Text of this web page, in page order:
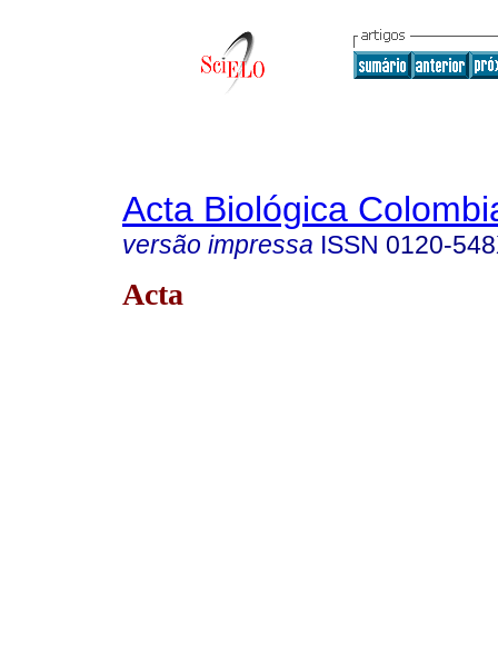
Acta Biológica
versão impressa ISSN 0120-
Acta